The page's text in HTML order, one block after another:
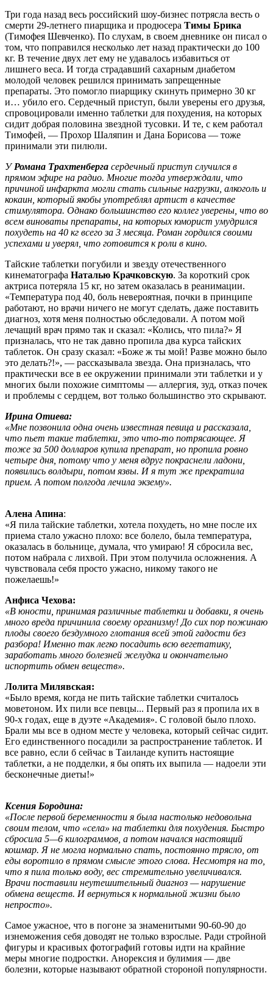
Три года назад весь российский шоу-бизнес потрясла весть о
смерти 29-летнего пиарщика и продюсера Тимы Брика
(Тимофея Шевченко). По слухам, в своем дневнике он писал о
том, что поправился несколько лет назад практически до 100
кг. В течение двух лет ему не удавалось избавиться от
лишнего веса. И тогда страдавший сахарным диабетом
молодой человек решился принимать запрещенные
препараты. Это помогло пиарщику скинуть примерно 30 кг
и… убило его. Сердечный приступ, были уверены его друзья,
спровоцировали именно таблетки для похудения, на которых
сидит добрая половина звездной тусовки. И те, с кем работал
Тимофей, — Прохор Шаляпин и Дана Борисова — тоже
принимали эти пилюли.
УРомана Трахтенберга сердечный приступ случился в
прямом эфире на радио. Многие тогда утверждали, что
причиной инфаркта могли стать сильные нагрузки, алкоголь и
кокаин, который якобы употреблял артист в качестве
стимулятора. Однако большинство его коллег уверены, что во
всем виноваты препараты, на которых юморист умудрился
похудеть на 40 кг всего за 3 месяца. Роман гордился своими
успехами и уверял, что готовится к роли в кино.
Тайские таблетки погубили и звезду отечественного
кинематографа Наталью Крачковскую. За короткий срок
актриса потеряла 15 кг, но затем оказалась в реанимации.
«Температура под 40, боль невероятная, почки в принципе
работают, но врачи ничего не могут сделать, даже поставить
диагноз, хотя меня полностью обследовали. А потом мой
лечащий врач прямо так и сказал: «Колись, что пила?» Я
призналась, что не так давно пропила два курса тайских
таблеток. Он сразу сказал: «Боже ж ты мой! Разве можно было
это делать?!», — рассказывала звезда. Она призналась, что
практически все в ее окружении принимали эти таблетки и у
многих были похожие симптомы — аллергия, зуд, отказ почек
и проблемы с сердцем, вот только большинство это скрывают.
Ирина Отиева:
«Мне позвонила одна очень известная певица и рассказала,
что пьет такие таблетки, это что-то потрясающее. Я
тоже за 500 долларов купила препарат, но пропила ровно
четыре дня, потому что у меня вдруг покраснели ладони,
появились волдыри, потом язвы. И я тут же прекратила
прием. А потом полгода лечила экзему».
Алена Апина:
«Я пила тайские таблетки, хотела похудеть, но мне после их
приема стало ужасно плохо: все болело, была температура,
оказалась в больнице, думала, что умираю! Я сбросила вес,
потом набрала с лихвой. При этом получила осложнения. А
чувствовала себя просто ужасно, никому такого не
пожелаешь!»
Анфиса Чехова:
«В юности, принимая различные таблетки и добавки, я очень
много вреда причинила своему организму! До сих пор пожинаю
плоды своего бездумного глотания всей этой гадости без
разбора! Именно так легко посадить всю вегетатику,
заработать много болезней желудка и окончательно
испортить обмен веществ».
Лолита Милявская:
«Было время, когда не пить тайские таблетки считалось
моветоном. Их пили все певцы... Первый раз я пропила их в
90-х годах, еще в дуэте «Академия». С головой было плохо.
Брали мы все в одном месте у человека, который сейчас сидит.
Его единственного посадили за распространение таблеток. И
все равно, если б сейчас в Таиланде купить настоящие
таблетки, а не подделки, я бы опять их выпила — надоели эти
бесконечные диеты!»
Ксения Бородина:
«После первой беременности я была настолько недовольна
своим телом, что «села» на таблетки для похудения. Быстро
сбросила 5—6 килограммов, а потом начался настоящий
кошмар. Я не могла нормально спать, постоянно трясло, от
еды воротило в прямом смысле этого слова. Несмотря на то,
что я пила только воду, вес стремительно увеличивался.
Врачи поставили неутешительный диагноз — нарушение
обмена веществ. И вернуться к нормальной жизни было
непросто».
Самое ужасное, что в погоне за знаменитыми 90-60-90 до
изнеможения себя доводят не только взрослые. Ради стройной
фигуры и красивых фотографий готовы идти на крайние
меры многие подростки. Анорексия и булимия — две
болезни, которые называют обратной стороной популярности.